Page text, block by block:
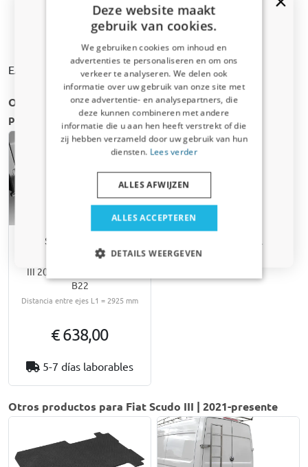
Con perfil antideslizante
Montaje en puntos de fijación existentes; sin taladros
Incluye kit de montaje e instrucciones
EAN:8719457939406
Otras Estribos laterales para Fiat Scudo III | 2021-
presente
Estribos laterales
compatibles con Fiat Scudo
III 2021-presente Q-Step
B22
Distancia entre ejes L1 = 2925 mm
€ 638,00
5-7 días laborables
Otros productos para Fiat Scudo III | 2021-presente
Deze website maakt
gebruik van cookies.
We gebruiken cookies om inhoud en
advertenties te personaliseren en om ons
verkeer te analyseren. We delen ook
informatie over uw gebruik van onze site met
onze advertentie- en analysepartners, die
deze kunnen combineren met andere
informatie die u aan hen heeft verstrekt of die
zij hebben verzameld door uw gebruik van hun
diensten. Lees verder
ALLES ACCEPTEREN
ALLES AFWIJZEN
DETAILS WEERGEVEN
¿Recibiste un código de descuento
del 5%?
Suscríbete ahora a nuestro boletín y
benefíciate. Tu código de descuento es válido
por 3 días.
Solo actualizaciones y ofertas relevantes para tu coche.